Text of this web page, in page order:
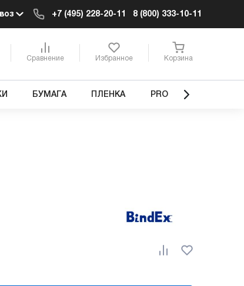
+7 (495) 228-20-11 8 (800) 333-10-11
Сравнение Избранное Корзина
БУМАГА ПЛЕНКА PRO